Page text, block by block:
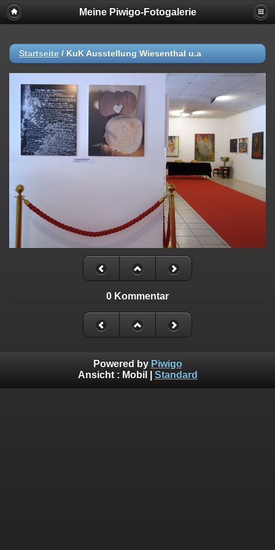
Meine Piwigo-Fotogalerie
Startseite / KuK Ausstellung Wiesenthal u.a
0 Kommentar
Powered by Piwigo
Ansicht : Mobil Standard